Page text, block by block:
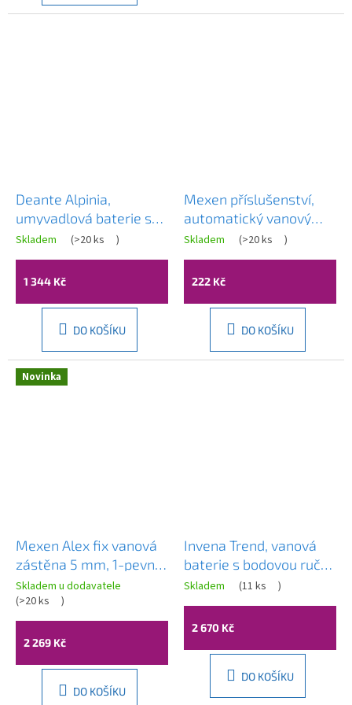
Deante Alpinia,
umyvadlová baterie s
omezením teploty,
chromová, DEA-
BGAH020M
Skladem (>20 ks )
1 344 Kč
DO KOŠÍKU
Mexen příslušenství,
automatický vanový
sifon, chromová,
55003-00
Skladem (>20 ks )
222 Kč
DO KOŠÍKU
Novinka
Mexen Alex fix vanová
zástěna 5 mm, 1-pevné
křídlo, 80x140 cm, čiré
sklo, černá, 893-080-
000-70-77
Skladem u dodavatele
(>20 ks )
2 269 Kč
DO KOŠÍKU
Invena Trend, vanová
baterie s bodovou ruční
sprchovou soupravou,
měděná matná, INV-
BW-02-014-V
Skladem (11 ks )
2 670 Kč
DO KOŠÍKU